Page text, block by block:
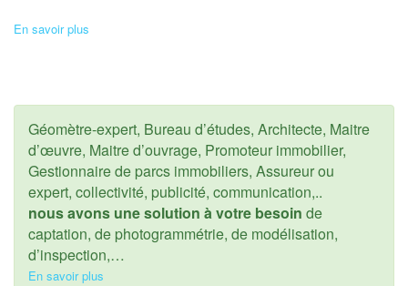
En savoir plus
Géomètre-expert, Bureau d’études, Architecte, Maitre
d’œuvre, Maitre d’ouvrage, Promoteur immobilier,
Gestionnaire de parcs immobiliers, Assureur ou
expert, collectivité, publicité, communication,..
nous avons une solution à votre besoin de
captation, de photogrammétrie, de modélisation,
d’inspection,…
En savoir plus